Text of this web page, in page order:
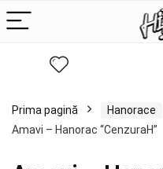
Prima pagină Hanorace
Amavi – Hanorac “CenzuraH”